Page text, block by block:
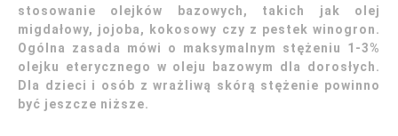
stosowanie olejków bazowych, takich jak olej
migdałowy, jojoba, kokosowy czy z pestek winogron.
Ogólna zasada mówi o maksymalnym stężeniu 1-3%
olejku eterycznego w oleju bazowym dla dorosłych.
Dla dzieci i osób z wrażliwą skórą stężenie powinno
być jeszcze niższe.